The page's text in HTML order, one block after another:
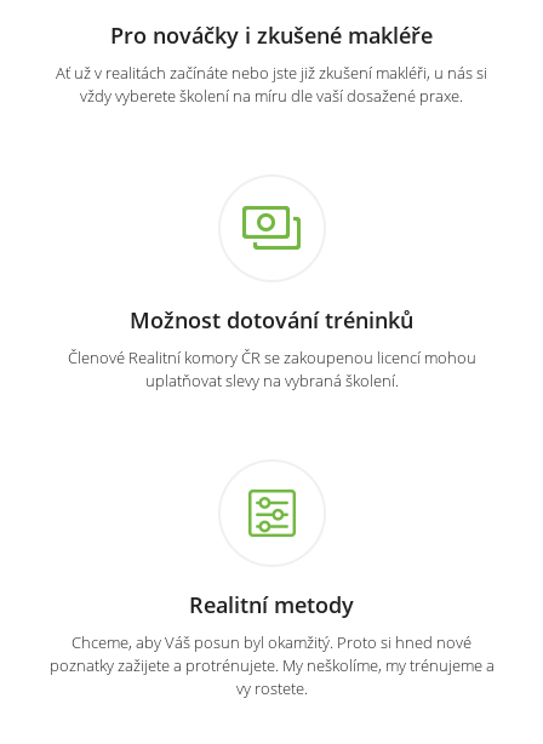
Pro nováčky i zkušené makléře
Ať už v realitách začínáte nebo jste již zkušení makléři, u nás si
vždy vyberete školení na míru dle vaší dosažené praxe.
Možnost dotování tréninků
Členové Realitní komory ČR se zakoupenou licencí mohou
uplatňovat slevy na vybraná školení.
Realitní metody
Chceme, aby Váš posun byl okamžitý. Proto si hned nové
poznatky zažijete a protrénujete. My neškolíme, my trénujeme a
vy rostete.